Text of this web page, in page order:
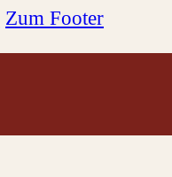
Zum Footer